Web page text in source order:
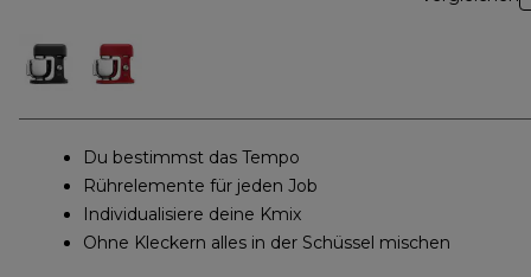
Du bestimmst das Tempo
Rührelemente für jeden Job
Individualisiere deine Kmix
Ohne Kleckern alles in der Schüssel mischen